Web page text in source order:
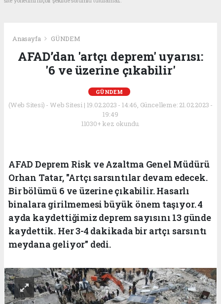
Anasayfa GÜNDEM
AFAD’dan 'artçı deprem' uyarısı:
'6 ve üzerine çıkabilir'
GÜNDEM
(Web Sitesi) - Web Sitesi | 19.02.2023 - 14:46, Güncelleme: 21.02.2023 -
19:49
11030+ kez okundu.
AFAD Deprem Risk ve Azaltma Genel Müdürü
Orhan Tatar, "Artçı sarsıntılar devam edecek.
Bir bölümü 6 ve üzerine çıkabilir. Hasarlı
binalara girilmemesi büyük önem taşıyor. 4
ayda kaydettiğimiz deprem sayısını 13 günde
kaydettik. Her 3-4 dakikada bir artçı sarsıntı
meydana geliyor" dedi.